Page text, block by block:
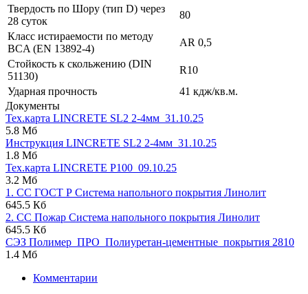
Твердость по Шору (тип D) через
28 суток
80
Класс истираемости по методу
BCA (EN 13892-4)
AR 0,5
Стойкость к скольжению (DIN
51130)
R10
Ударная прочность
41 кдж/кв.м.
Документы
Тех.карта LINCRETE SL2 2-4мм_31.10.25
5.8 Мб
Инструкция LINCRETE SL2 2-4мм_31.10.25
1.8 Мб
Тех.карта LINCRETE P100_09.10.25
3.2 Мб
1. СС ГОСТ Р Система напольного покрытия Линолит
645.5 Кб
2. СС Пожар Система напольного покрытия Линолит
645.5 Кб
СЭЗ Полимер_ПРО_Полиуретан-цементные_покрытия 2810
1.4 Мб
Комментарии